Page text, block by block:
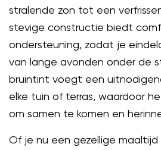
stralende zon tot een
stevige constructie biedt
ondersteuning, zodat je
van lange avonden onder de
bruintint voegt een
elke tuin of terras, waardoor
om samen te komen en
Of je nu een gezellige